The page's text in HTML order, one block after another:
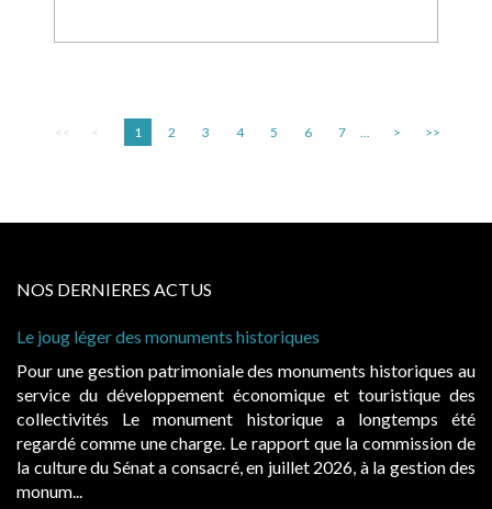
<< < 1 2 3 4 5 6 7 ... > >>
NOS DERNIERES ACTUS
historiques
des monuments historiques au
économique et touristique des
historique a longtemps été
charge. Le rapport que la commission de
a consacré, en juillet 2026, à la gestion des
Evocatrices des
également un beau
public, elles
d’occupation.